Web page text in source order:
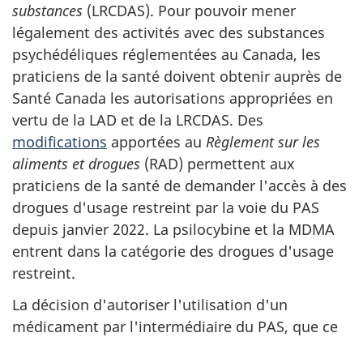
substances (LRCDAS). Pour pouvoir mener
légalement des activités avec des substances
psychédéliques réglementées au Canada, les
praticiens de la santé doivent obtenir auprès de
Santé Canada les autorisations appropriées en
vertu de la LAD et de la LRCDAS. Des
modifications apportées au Règlement sur les
aliments et drogues (RAD) permettent aux
praticiens de la santé de demander l'accès à des
drogues d'usage restreint par la voie du PAS
depuis janvier 2022. La psilocybine et la MDMA
entrent dans la catégorie des drogues d'usage
restreint.
La décision d'autoriser l'utilisation d'un
médicament par l'intermédiaire du PAS, que ce